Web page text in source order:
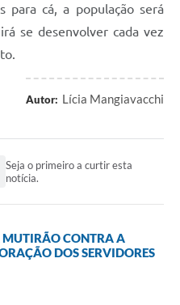
para cá, a população será
se desenvolver cada vez
Autor: Lícia Mangiavacchi
Seja o primeiro a curtir esta
notícia.
MUTIRÃO CONTRA A
DOS SERVIDORES